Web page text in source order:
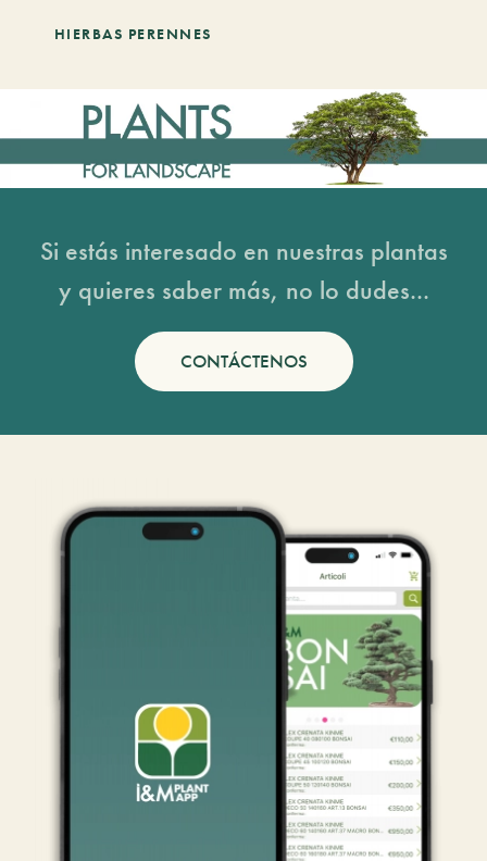
HIERBAS PERENNES
Si estás interesado en nuestras plantas
y quieres saber más, no lo dudes...
CONTÁCTENOS